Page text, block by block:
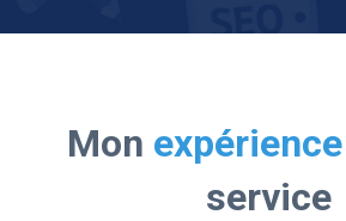
Mon expérience
service